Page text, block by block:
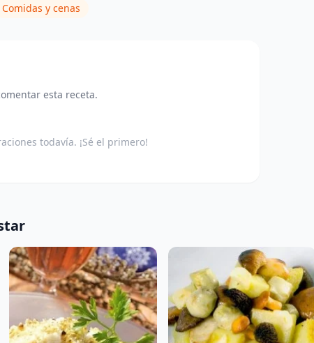
Comidas y cenas
esta receta.
todavía. ¡Sé el primero!